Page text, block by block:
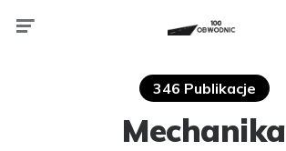
346 Publikacje
Mechanika